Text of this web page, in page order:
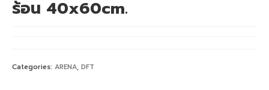
Heatroller 1.9m
เครื่องพิมพ์ซับลิเมชั่น Mimaki TS500P-3200
ร้อน 40x60cm.
Categories: ARENA, DFT